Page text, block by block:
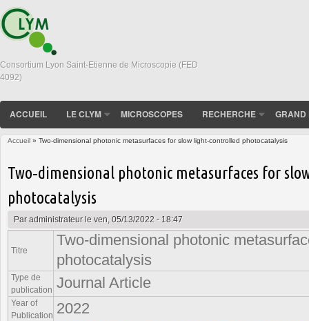
Consortium Lyon Saint-Etienne de Microscopie (FED
4092)
ACCUEIL LE CLYM MICROSCOPES RECHERCHE GRAND
Accueil » Two‐dimensional photonic metasurfaces for slow light‐controlled photocatalysis
Two‐dimensional photonic metasurfaces for
photocatalysis
Paradministrateurle ven, 05/13/2022 - 18:47
Titre
Two‐dimensional photonic
photocatalysis
Type de
publication Journal Article
Year of
Publication 2022